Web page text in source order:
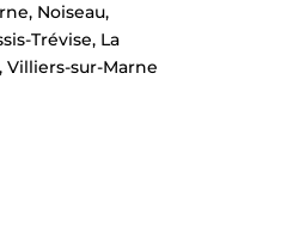
Noiseau,
Trévise, La
Villiers-sur-Marne